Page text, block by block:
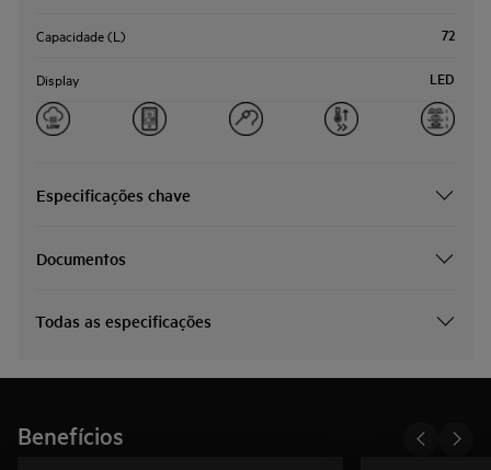
Capacidade (L) 72
Display LED
Especificações chave
Documentos
Todas as especificações
Benefícios